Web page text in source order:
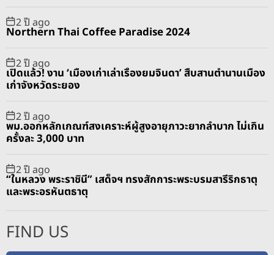
2 ปี ago
Northern Thai Coffee Paradise 2024
2 ปี ago
เปิดแล้ว! งาน ‘เมืองเก่าเล่าเรื่องยมจินดา’ สืบสานตำนานเมือง
เก่าจังหวัดระยอง
2 ปี ago
พม.ออกหลักเกณฑ์สงเคราะห์ผู้สูงอายุภาวะยากลำบาก ไม่เกิน
ครั้งละ 3,000 บาท
2 ปี ago
“ในหลวง พระราชินี” เสด็จฯ ทรงสักการะพระบรมสารีริกธาตุ
และพระอรหันตธาตุ
FIND US